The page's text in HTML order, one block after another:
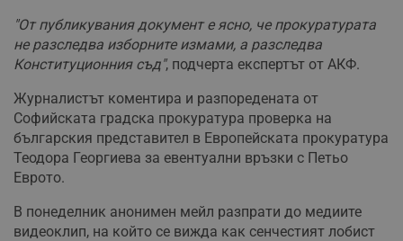
"От публикувания документ е ясно, че прокуратурата
не разследва изборните измами, а разследва
Конституционния съд", подчерта експертът от АКФ.
Журналистът коментира и разпоредената от
Софийската градска прокуратура проверка на
българския представител в Европейската прокуратура
Теодора Георгиева за евентуални връзки с Петьо
Еврото.
В понеделник анонимен мейл разпрати до медиите
видеоклип, на който се вижда как сенчестият лобист